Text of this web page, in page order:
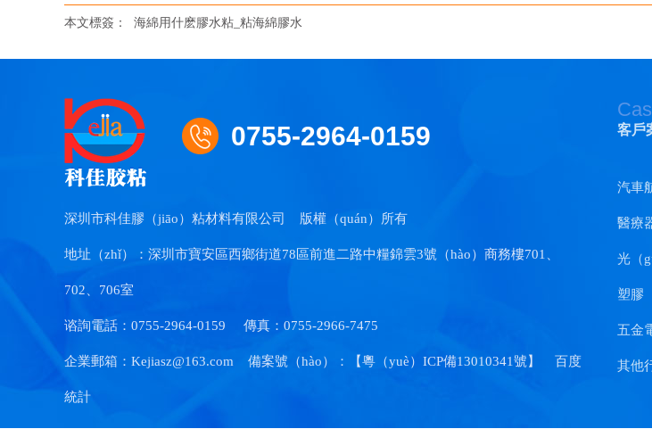
本文標簽： 海綿用什麽膠水粘_粘海綿膠水
0755-2964-0159
深圳市科佳膠（jiāo）粘材料有限公司 版權（quán）所有
地址（zhǐ）：深圳市寶安區西鄉街道78區前進二路中糧錦雲3號（hào）商務樓701、
702、706室
谘詢電話：0755-2964-0159 傳真：0755-2966-7475
企業郵箱：Kejiasz@163.com 備案號（hào）：【粵（yuè）ICP備13010341號 】 百度
統計
客戶
汽車
醫療
光（
訊
塑膠
五金
其他